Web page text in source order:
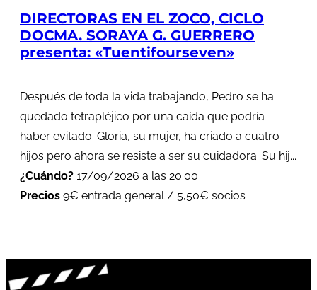
DIRECTORAS EN EL ZOCO, CICLO
DOCMA. SORAYA G. GUERRERO
presenta: «Tuentifourseven»
Después de toda la vida trabajando, Pedro se ha
quedado tetrapléjico por una caída que podría
haber evitado. Gloria, su mujer, ha criado a cuatro
hijos pero ahora se resiste a ser su cuidadora. Su hij...
¿Cuándo? 17/09/2026 a las 20:00
Precios 9€ entrada general / 5,50€ socios